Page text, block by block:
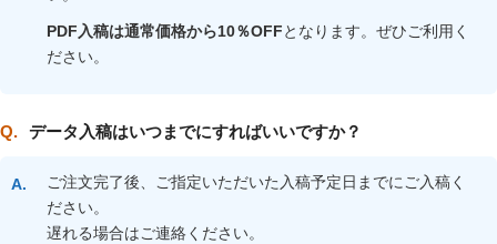
PDF入稿は通常価格から10％OFFとなります。ぜひご利用く
ださい。
データ入稿はいつまでにすればいいですか？
ご注文完了後、ご指定いただいた入稿予定日までにご入稿く
ださい。
遅れる場合はご連絡ください。